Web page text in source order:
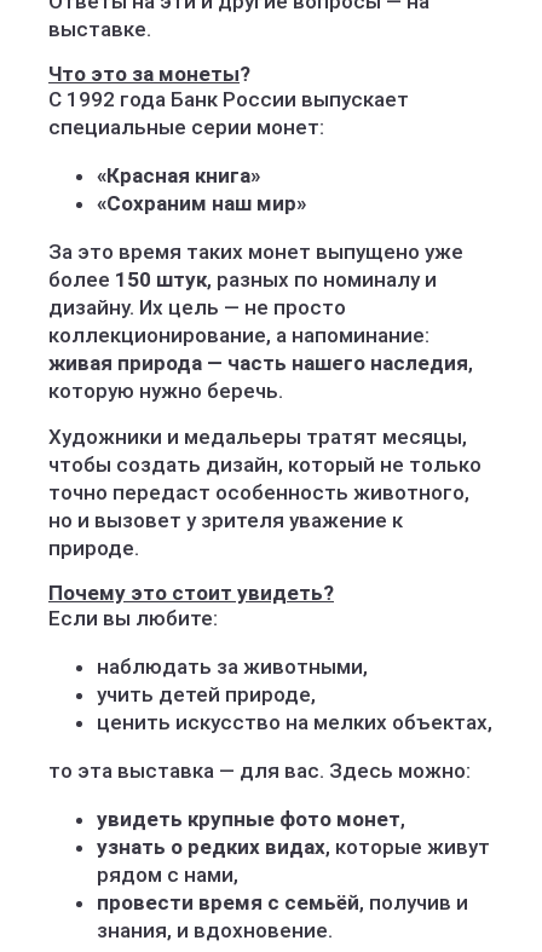
выставке.
Что это за монеты?
С 1992 года Банк России выпускает
специальные серии монет:
«Красная книга»
«Сохраним наш мир»
За это время таких монет выпущено уже
более 150 штук, разных по номиналу и
дизайну. Их цель — не просто
коллекционирование, а напоминание:
живая природа — часть нашего наследия,
которую нужно беречь.
Художники и медальеры тратят месяцы,
чтобы создать дизайн, который не только
точно передаст особенность животного,
но и вызовет у зрителя уважение к
природе.
Почему это стоит увидеть?
Если вы любите:
наблюдать за животными,
учить детей природе,
ценить искусство на мелких объектах,
то эта выставка — для вас. Здесь можно:
увидеть крупные фото монет,
узнать о редких видах, которые живут
рядом с нами,
провести время с семьёй, получив и
знания, и вдохновение.